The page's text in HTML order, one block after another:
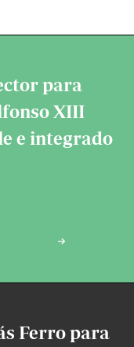
para
XIII
e integrado
Ferro para